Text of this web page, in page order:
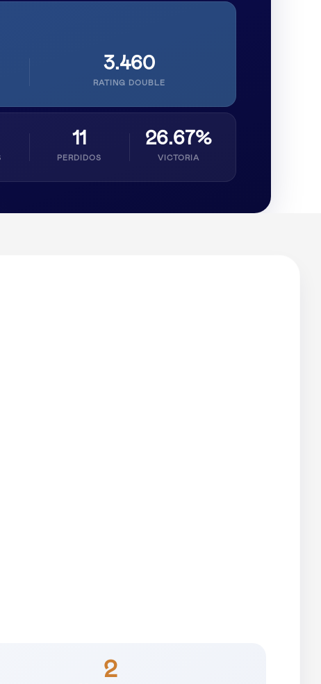
3.460
RATING DOUBLE
11
PERDIDOS
26.67%
VICTORIA
2